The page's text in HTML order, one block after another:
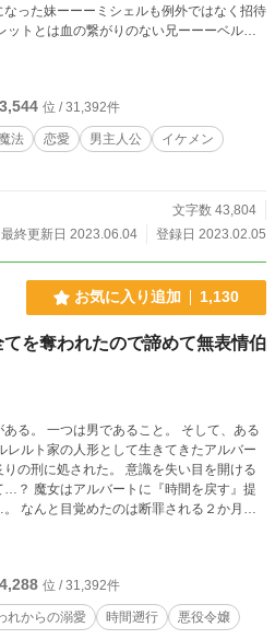
った妹ーーーミシェルも例外ではなく招待
ットとは血の繋がりのない兄ーーーベルナ
んでいたのだと思う。 俺はといえば会場
が貼り出されていたので応募してみたらた
？
3,544 位 / 31,392件
魔法 恋愛 男主人公
イケメン
文字数 43,804
最終更新日 2023.06.04
登録日 2023.02.05
お気に入り追加 1,130
を奪われたので諦めて無表情伯
して、ある
の刑に処された。 意識を失い目を開ける
…？ 魔女はアルバートに『時間を戻す』提
なんと目覚めたのは断罪される２か月
とを嘆くも、あの忌まわしきイベントを
4,288 位 / 31,392件
れからの溺愛 時間遡行
悪役令嬢